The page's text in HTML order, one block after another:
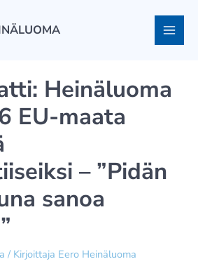
Heinäluoma
EU-maata
– ”Pidän
sanoa
/ Kirjoittaja Eero Heinäluoma